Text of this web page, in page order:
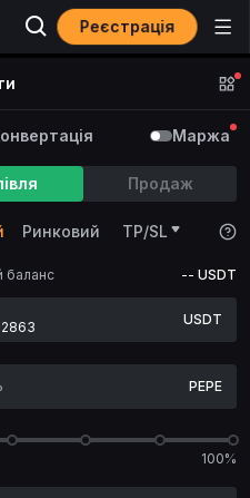
Реєстрація
Маржа
Продаж
Ринковий TP/SL
баланс -- USDT
USDT
PEPE
100%